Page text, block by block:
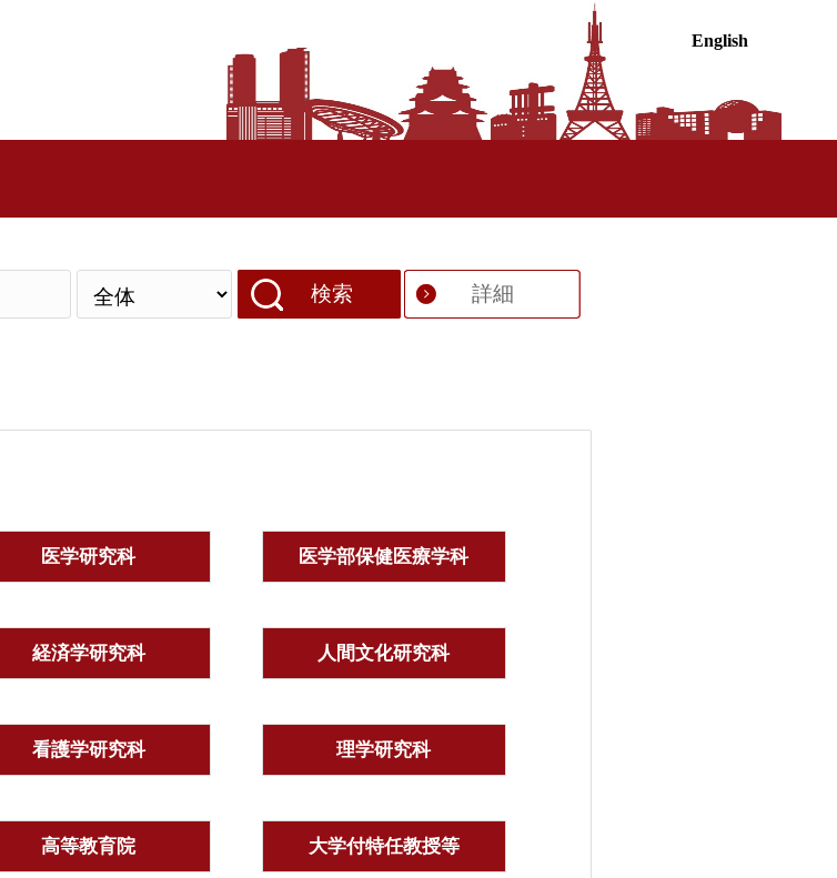
English
検索 詳細
医学研究科 医学部保健医療学科
経済学研究科 人間文化研究科
看護学研究科 理学研究科
高等教育院 大学付特任教授等